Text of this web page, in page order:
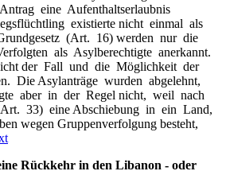
eine Aufenthaltserlaubnis
existierte nicht einmal als
(Art. 16) werden nur die
als Asylberechtigte anerkannt.
der Fall und die Möglichkeit der
Die Asylanträge wurden abgelehnt,
aber in der Regel nicht, weil nach
33) eine Abschiebung in ein Land,
wegen Gruppenverfolgung besteht,
Rückkehr in den Libanon - oder